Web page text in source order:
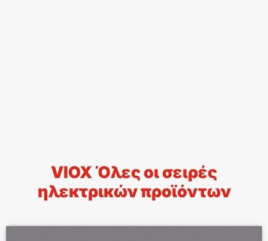
VIOX Όλες οι σειρές
ηλεκτρικών προϊόντων